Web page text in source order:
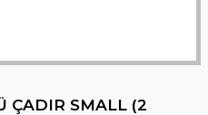
ÇADIR SMALL (2